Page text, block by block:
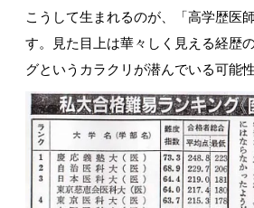
こうして生まれるのが、「高学歴医
す。見た目上は華々しく見える経歴
グというカラクリが潜んでいる可能